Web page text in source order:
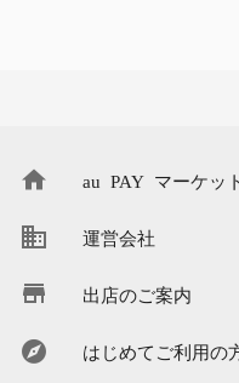
au PAY マーケッ
運営会社
出店のご案内
はじめてご利用の